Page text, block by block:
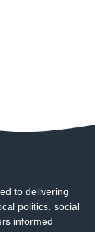
to delivering
politics, social
informed